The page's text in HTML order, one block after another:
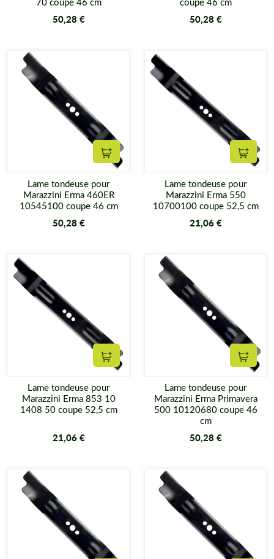
50,28 € 50,28 €
Ajouter au panier
Lame tondeuse pour
Marazzini Erma 460ER
10545100 coupe 46 cm
50,28 €
Lame tondeuse pour
Marazzini Erma 550
10700100 coupe 52,5 cm
21,06 €
Ajouter au panier
Lame tondeuse pour
Marazzini Erma 853 10
1408 50 coupe 52,5 cm
21,06 €
Lame tondeuse pour
Marazzini Erma Primavera
500 10120680 coupe 46
cm
50,28 €